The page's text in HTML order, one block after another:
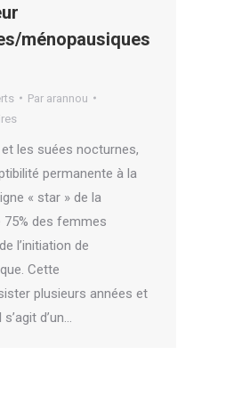
ménopausiques
Par arannou
les suées nocturnes,
permanente à la
« star » de la
des femmes
l’initiation de
Cette
plusieurs années et
d’un…